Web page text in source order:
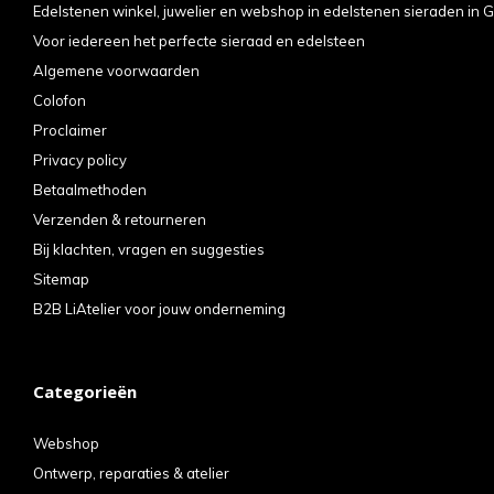
Edelstenen winkel, juwelier en webshop in edelstenen sieraden in
Voor iedereen het perfecte sieraad en edelsteen
Algemene voorwaarden
Colofon
Proclaimer
Privacy policy
Betaalmethoden
Verzenden & retourneren
Bij klachten, vragen en suggesties
Sitemap
B2B LiAtelier voor jouw onderneming
Categorieën
Webshop
Ontwerp, reparaties & atelier